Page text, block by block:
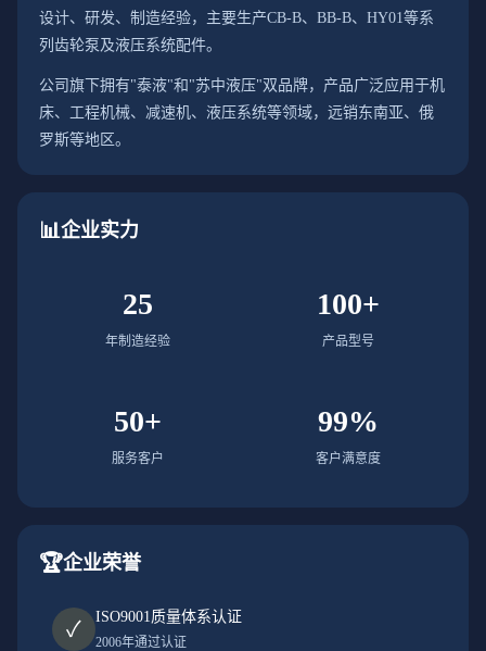
设计、研发、制造经验，主要生产CB-B、BB-B、HY01等系
列齿轮泵及液压系统配件。
公司旗下拥有"泰液"和"苏中液压"双品牌，产品广泛应用于机
床、工程机械、减速机、液压系统等领域，远销东南亚、俄
罗斯等地区。
📊企业实力
25
年制造经验
100+
产品型号
50+
服务客户
99%
客户满意度
🏆企业荣誉
✓ ISO9001质量体系认证
2006年通过认证